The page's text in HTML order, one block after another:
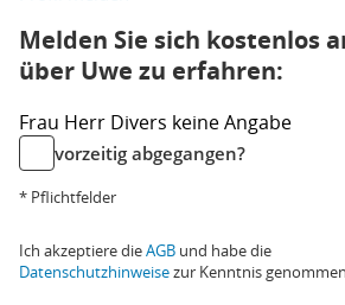
Melden Sie sich kostenlos
über Uwe zu erfahren:
Frau Herr Divers keine Angabe
vorzeitig abgegangen?
* Pflichtfelder
Ich akzeptiere dieAGB und habe die
Datenschutzhinweisezur Kenntnis